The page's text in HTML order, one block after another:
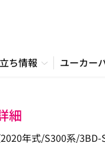
ち情報 ユーカー
細
年式/S300系/3BD-